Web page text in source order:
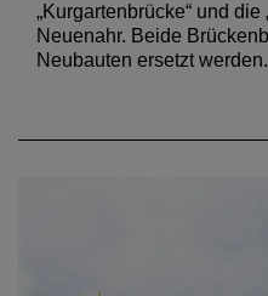
„Kurgartenbrücke“ und die
Neuenahr. Beide
Neubauten ersetzt werden.